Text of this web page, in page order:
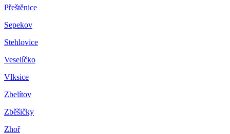
Přeštěnice
Sepekov
Stehlovice
Veselíčko
Vlksice
Zbelítov
Zběšičky
Zhoř